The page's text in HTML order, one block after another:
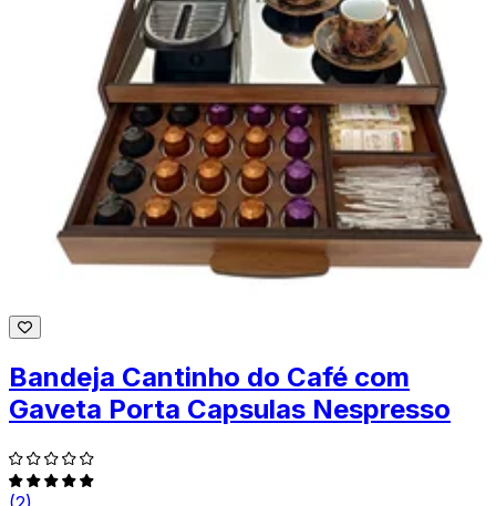
Bandeja Cantinho do Café com
Gaveta Porta Capsulas Nespresso